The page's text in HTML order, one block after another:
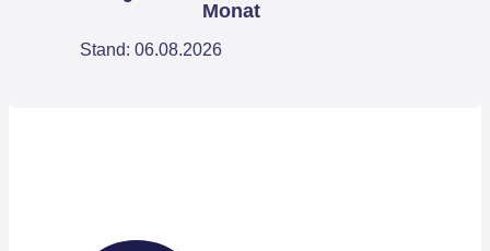
Monat
Stand: 06.08.2026